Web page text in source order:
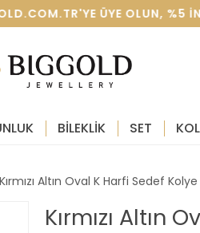
ÜYE OLUN, %5
BİLEKLİK SET
Kırmızı Altın Oval K Harfi Sedef
Kırmızı Altın